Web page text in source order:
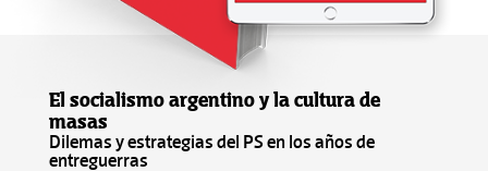
El socialismo argentino y la cultura de
masas
Dilemas y estrategias del PS en los años de
entreguerras